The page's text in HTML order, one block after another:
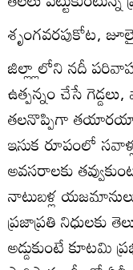
శృంగవరపుకోట,
జిల్ల్లాలోని నదీ
ఉత్పన్నం చేసే
తలనొప్పిగా
ఇసుక రూపంలో
అవసరాలకు
నాటుబళ్ల
ప్రజాప్రతి నిధులకు
అడ్డుకుంటే కూటమి